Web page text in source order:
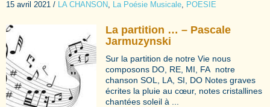
15 avril 2021 / LA CHANSON La Poésie Musicale POESIE
La partition … – Pascale
Jarmuzynski
Sur la partition de notre Vie nous
composons DO, RE, MI, FA notre
chanson SOL, LA, SI, DO Notes graves
écrites la pluie au cœur, notes cristallines
chantées soleil à ...